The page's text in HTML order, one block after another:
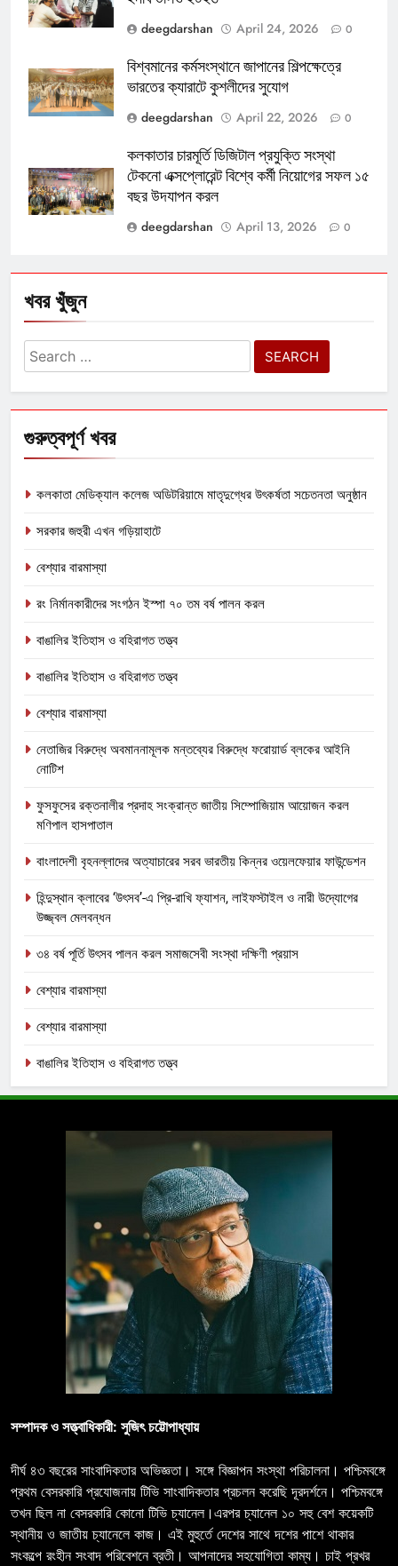
deegdarshan
April 24, 2026 0
বিশ্বমানের কর্মসংস্থানে জাপানের শিল্পক্ষেত্রে
ভারতের ক্যারাটে কুশলীদের সুযোগ
deegdarshan
April 22, 2026 0
কলকাতার চারমূর্তি ডিজিটাল প্রযুক্তি সংস্থা
টেকনো এক্সপ্লোরেন্ট বিশ্বে কর্মী নিয়োগের সফল ১৫
বছর উদযাপন করল
deegdarshan
April 13, 2026 0
খবর খুঁজুন
Search
for:
গুরুত্বপূর্ণ খবর
কলকাতা মেডিক্যাল কলেজ অডিটরিয়ামে মাতৃদুগ্ধের উৎকর্ষতা সচেতনতা অনুষ্ঠান
সরকার জহুরী এখন গড়িয়াহাটে
বেশ্যার বারমাস্যা
রং নির্মানকারীদের সংগঠন ইস্পা ৭০ তম বর্ষ পালন করল
বাঙালির ইতিহাস ও বহিরাগত তত্ত্ব
বাঙালির ইতিহাস ও বহিরাগত তত্ত্ব
বেশ্যার বারমাস্যা
নেতাজির বিরুদ্ধে অবমাননামূলক মন্তব্যের বিরুদ্ধে ফরোয়ার্ড ব্লকের আইনি
নোটিশ
ফুসফুসের রক্তনালীর প্রদাহ সংক্রান্ত জাতীয় সিম্পোজিয়াম আয়োজন করল
মণিপাল হাসপাতাল
বাংলাদেশী বৃহনল্লাদের অত্যাচারের সরব ভারতীয় কিন্নর ওয়েলফেয়ার ফাউন্ডেশন
হিন্দুস্থান ক্লাবের ‘উৎসব’-এ প্রি-রাখি ফ্যাশন, লাইফস্টাইল ও নারী উদ্যোগের
উজ্জ্বল মেলবন্ধন
৩৪ বর্ষ পূর্তি উৎসব পালন করল সমাজসেবী সংস্থা দক্ষিণী প্রয়াস
বেশ্যার বারমাস্যা
বেশ্যার বারমাস্যা
বাঙালির ইতিহাস ও বহিরাগত তত্ত্ব
সম্পাদক ও সত্ত্বাধিকারী: সুজিৎ চট্টোপাধ্যায়
দীর্ঘ ৪৩ বছরের সাংবাদিকতার অভিজ্ঞতা। সঙ্গে বিজ্ঞাপন সংস্থা পরিচালনা। পশ্চিমবঙ্গে
প্রথম বেসরকারি প্রযোজনায় টিভি সাংবাদিকতার প্রচলন করেছি দূরদর্শনে। পশ্চিমবঙ্গে
তখন ছিল না বেসরকারি কোনো টিভি চ্যানেল।এরপর চ্যানেল ১০ সহু বেশ কয়েকটি
স্থানীয় ও জাতীয় চ্যানেলে কাজ। এই মুহুর্তে দেশের সাথে দশের পাশে থাকার
সংকল্পে রংহীন সংবাদ পরিবেশনে ব্রতী। আপনাদের সহযোগিতা কাম্য। চাই প্রখর